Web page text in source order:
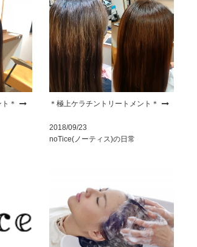
＊ ＊極上ケラチントリートメント＊
2018/09/23
noTice(ノーティス)の日常